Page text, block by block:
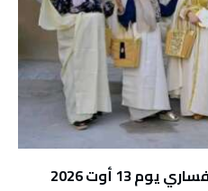
13 أوت 2026